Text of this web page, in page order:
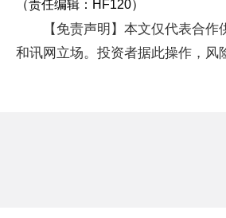
（责任编辑：HF120）
【免责声明】本文仅代表合
和讯网立场。投资者据此操作，风